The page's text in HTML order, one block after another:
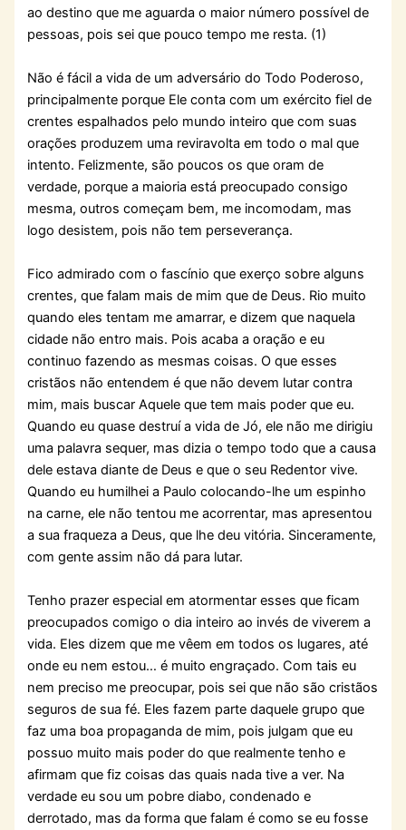
ao destino que me aguarda o maior número possível de
pessoas, pois sei que pouco tempo me resta. (1)
Não é fácil a vida de um adversário do Todo Poderoso,
principalmente porque Ele conta com um exército fiel de
crentes espalhados pelo mundo inteiro que com suas
orações produzem uma reviravolta em todo o mal que
intento. Felizmente, são poucos os que oram de
verdade, porque a maioria está preocupado consigo
mesma, outros começam bem, me incomodam, mas
logo desistem, pois não tem perseverança.
Fico admirado com o fascínio que exerço sobre alguns
crentes, que falam mais de mim que de Deus. Rio muito
quando eles tentam me amarrar, e dizem que naquela
cidade não entro mais. Pois acaba a oração e eu
continuo fazendo as mesmas coisas. O que esses
cristãos não entendem é que não devem lutar contra
mim, mais buscar Aquele que tem mais poder que eu.
Quando eu quase destruí a vida de Jó, ele não me dirigiu
uma palavra sequer, mas dizia o tempo todo que a causa
dele estava diante de Deus e que o seu Redentor vive.
Quando eu humilhei a Paulo colocando-lhe um espinho
na carne, ele não tentou me acorrentar, mas apresentou
a sua fraqueza a Deus, que lhe deu vitória. Sinceramente,
com gente assim não dá para lutar.
Tenho prazer especial em atormentar esses que ficam
preocupados comigo o dia inteiro ao invés de viverem a
vida. Eles dizem que me vêem em todos os lugares, até
onde eu nem estou… é muito engraçado. Com tais eu
nem preciso me preocupar, pois sei que não são cristãos
seguros de sua fé. Eles fazem parte daquele grupo que
faz uma boa propaganda de mim, pois julgam que eu
possuo muito mais poder do que realmente tenho e
afirmam que fiz coisas das quais nada tive a ver. Na
verdade eu sou um pobre diabo, condenado e
derrotado, mas da forma que falam é como se eu fosse